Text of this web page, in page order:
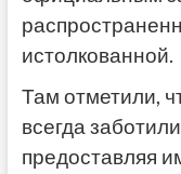
истолкованной.
Там отметили,
всегда
предоставляя